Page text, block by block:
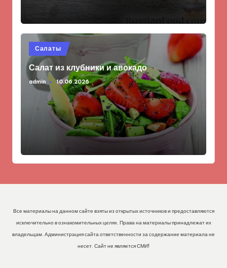
Опубликовано
в
Салаты
Салат из клубники и авокадо
Запись
admin 10.06.2026
Все материалы на данном сайте взяты из открытых источников и предоставляются
исключительно в ознакомительных целях. Права на материалы принадлежат их
владельцам. Администрация сайта ответственности за содержание материала не
несет. Сайт не является СМИ!